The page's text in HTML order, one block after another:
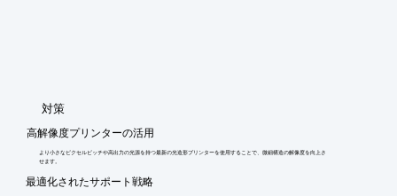
​対策
高解像度プリンターの活用
より小さなピクセルピッチや高出力の光源を持つ最新の光造形プリンターを使用することで、微細構造の解像度を向上さ
せます。
最適化されたサポート戦略